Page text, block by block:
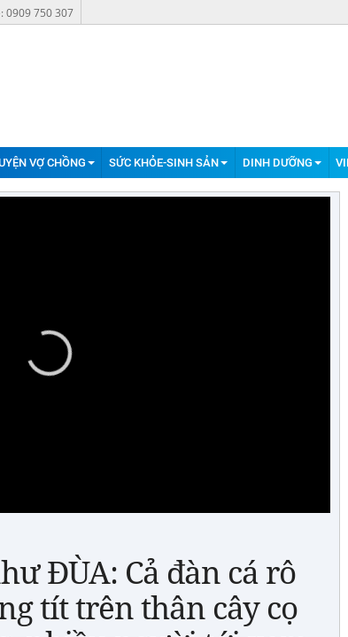
0909 750 307
VỢ CHỒNG SỨC KHỎE-SINH SẢN DINH DƯỠNG
ĐÙA: Cả đàn cá rô
tít trên thân cây cọ